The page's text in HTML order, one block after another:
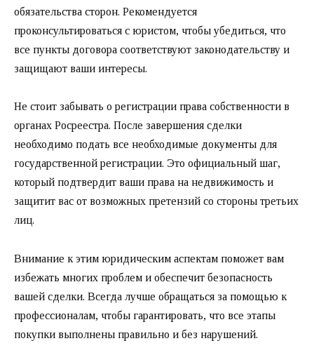
обязательства сторон. Рекомендуется
проконсультироваться с юристом, чтобы убедиться, что
все пункты договора соответствуют законодательству и
защищают ваши интересы.
Не стоит забывать о регистрации права собственности в
органах Росреестра. После завершения сделки
необходимо подать все необходимые документы для
государственной регистрации. Это официальный шаг,
который подтвердит ваши права на недвижимость и
защитит вас от возможных претензий со стороны третьих
лиц.
Внимание к этим юридическим аспектам поможет вам
избежать многих проблем и обеспечит безопасность
вашей сделки. Всегда лучше обращаться за помощью к
профессионалам, чтобы гарантировать, что все этапы
покупки выполнены правильно и без нарушений.